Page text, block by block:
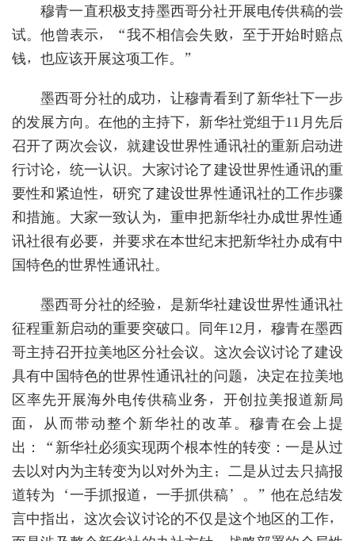
穆青一直积极支持墨西哥分社开展电传供稿的尝
试。他曾表示，“我不相信会失败，至于开始时赔点
钱，也应该开展这项工作。”
墨西哥分社的成功，让穆青看到了新华社下一步
的发展方向。在他的主持下，新华社党组于11月先后
召开了两次会议，就建设世界性通讯社的重新启动进
行讨论，统一认识。大家讨论了建设世界性通讯的重
要性和紧迫性，研究了建设世界性通讯社的工作步骤
和措施。大家一致认为，重申把新华社办成世界性通
讯社很有必要，并要求在本世纪末把新华社办成有中
国特色的世界性通讯社。
墨西哥分社的经验，是新华社建设世界性通讯社
征程重新启动的重要突破口。同年12月，穆青在墨西
哥主持召开拉美地区分社会议。这次会议讨论了建设
具有中国特色的世界性通讯社的问题，决定在拉美地
区率先开展海外电传供稿业务，开创拉美报道新局
面，从而带动整个新华社的改革。穆青在会上提
出：“新华社必须实现两个根本性的转变：一是从过
去以对内为主转变为以对外为主；二是从过去只搞报
道转为‘一手抓报道，一手抓供稿’。”他在总结发
言中指出，这次会议讨论的不仅是这个地区的工作，